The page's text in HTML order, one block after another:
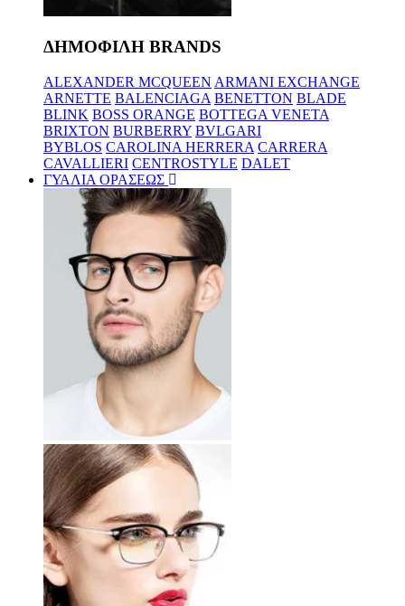
ΔΗΜΟΦΙΛΗ BRANDS
ALEXANDER MCQUEEN ARMANI EXCHANGE
ARNETTE BALENCIAGA BENETTON BLADE
BLINK BOSS ORANGE BOTTEGA VENETA
BRIXTON BURBERRY BVLGARI
BYBLOS CAROLINA HERRERA CARRERA
CAVALLIERI CENTROSTYLE DALET
ΓΥΑΛΙΑ ΟΡΑΣΕΩΣ